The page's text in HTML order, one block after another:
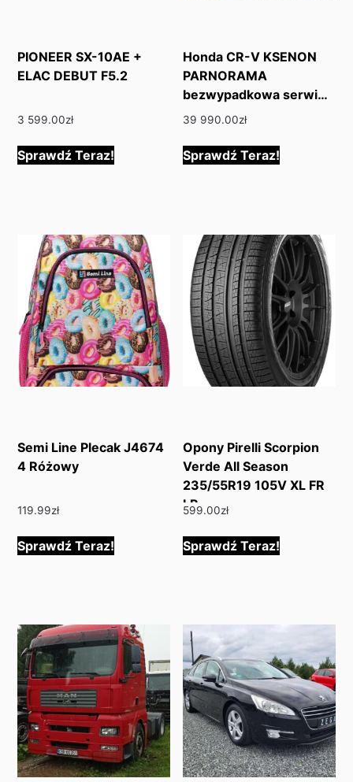
PIONEER SX-10AE +
ELAC DEBUT F5.2
3 599.00zł
Sprawdź Teraz!
Honda CR-V KSENON
PARNORAMA
bezwypadkowa serwi…
39 990.00zł
Sprawdź Teraz!
Semi Line Plecak J4674
4 Różowy
119.99zł
Sprawdź Teraz!
Opony Pirelli Scorpion
Verde All Season
235/55R19 105V XL FR
LR
599.00zł
Sprawdź Teraz!